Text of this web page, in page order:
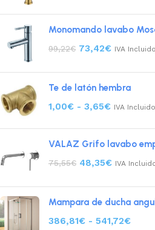
Monomando lavabo
99,22€ 73,42€ IVA
Te de latón hembra
1,00€ - 3,65€ IVA
VALAZ Grifo lavabo
75,55€ 48,35€ IVA
Mampara de ducha
386,81€ - 541,72€